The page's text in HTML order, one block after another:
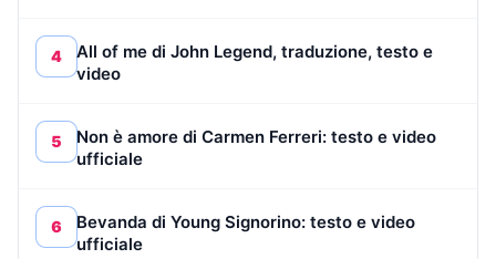
4
All of me di John Legend, traduzione, testo e
video
5
Non è amore di Carmen Ferreri: testo e video
ufficiale
6
Bevanda di Young Signorino: testo e video
ufficiale